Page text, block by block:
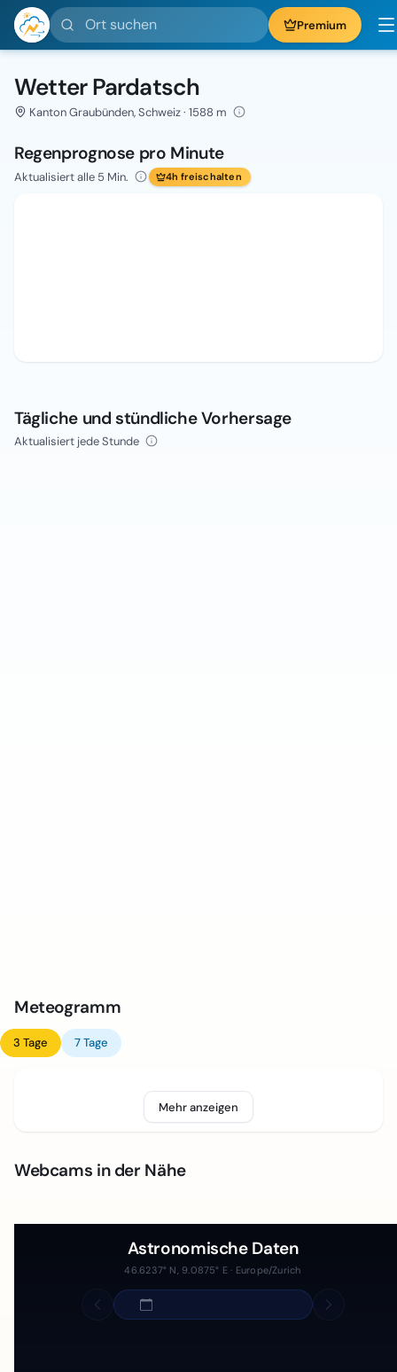
Ort suchen Premium
Wetter Pardatsch
Kanton Graubünden, Schweiz · 1588 m
Regenprognose pro Minute
Aktualisiert alle 5 Min. 4h freischalten
Tägliche und stündliche Vorhersage
Aktualisiert jede Stunde
Meteogramm
3 Tage 7 Tage
Mehr anzeigen
Webcams in der Nähe
Astronomische Daten
46.6237° N, 9.0875° E · Europe/Zurich